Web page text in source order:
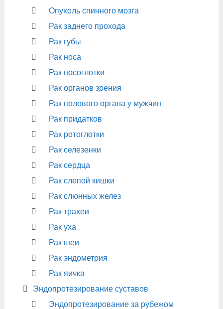
Опухоль спинного мозга
Рак заднего прохода
Рак губы
Рак носа
Рак носоглотки
Рак органов зрения
Рак полового органа у мужчин
Рак придатков
Рак ротоглотки
Рак селезенки
Рак сердца
Рак слепой кишки
Рак слюнных желез
Рак трахеи
Рак уха
Рак шеи
Рак эндометрия
Рак яичка
Эндопротезирование суставов
Эндопротезирование за рубежом